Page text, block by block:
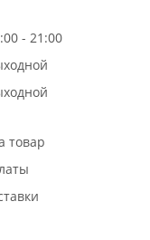
- 21:00
товар